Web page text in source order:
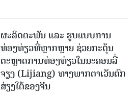
ຜະລິດຕະພັນ ແລະ ຮູບແບບການ
ທ່ອງທ່ຽວທີ່ຫຼາກຫຼາຍ ຊ່ວຍກະຕຸ້ນ
ຕະຫຼາດການທ່ອງທ່ຽວໃນນະຄອນລີ່
ຈຽງ (Lijiang) ທາງພາກຕາເວັນຕົກ
ສ່ຽງໃຕ້ຂອງຈີນ